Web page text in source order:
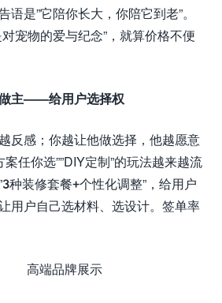
语是”它陪你长大，你陪它到老”。
宠物的爱与纪念”，就算价格不便
主——给用户选择权
反感；你越让他做选择，他越愿意
任你选””DIY定制”的玩法越来越流
种装修套餐+个性化调整”，给用户
用户自己选材料、选设计。签单率